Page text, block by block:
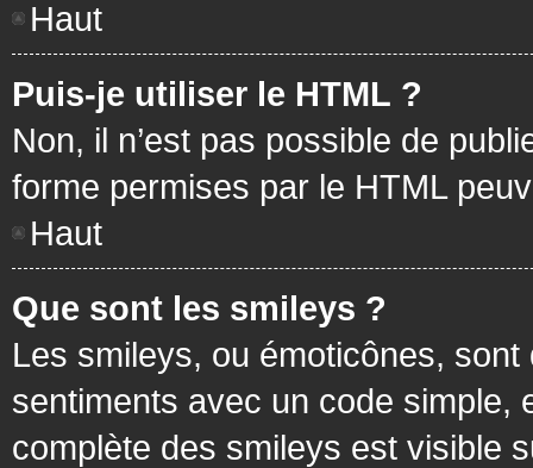
Haut
Puis-je utiliser le HTML ?
Non, il n’est pas possible de
forme permises par le HTML
Haut
Que sont les smileys ?
Les smileys, ou émoticônes,
sentiments avec un code simple,
complète des smileys est visible